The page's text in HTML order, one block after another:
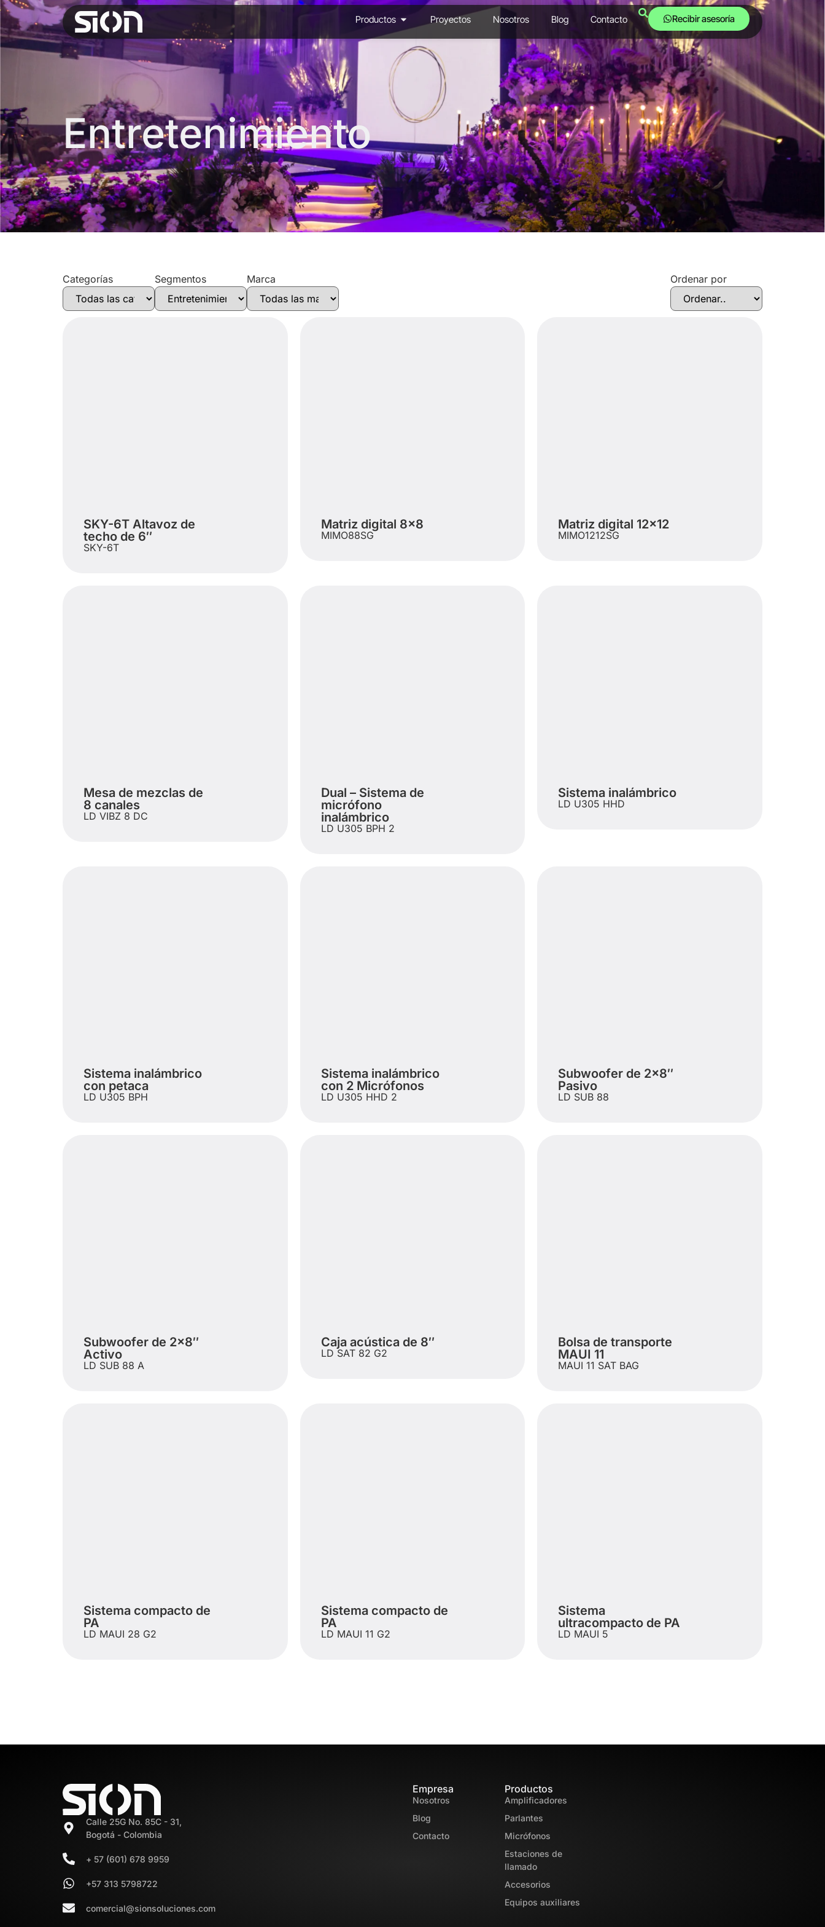
Productos Proyectos Nosotros Blog Contacto Recibir asesoría
Entretenimiento
Categorías Segmentos Marca Ordenar por
SKY-6T Altavoz de
techo de 6″
SKY-6T
Matriz digital 8×8
MIMO88SG
Matriz digital 12×12
MIMO1212SG
Mesa de mezclas de
8 canales
LD VIBZ 8 DC
Dual – Sistema de
micrófono
inalámbrico
LD U305 BPH 2
Sistema inalámbrico
LD U305 HHD
Sistema inalámbrico
con petaca
LD U305 BPH
Sistema inalámbrico
con 2 Micrófonos
LD U305 HHD 2
Subwoofer de 2×8″
Pasivo
LD SUB 88
Subwoofer de 2×8″
Activo
LD SUB 88 A
Caja acústica de 8″
LD SAT 82 G2
Bolsa de transporte
MAUI 11
MAUI 11 SAT BAG
Sistema compacto de
PA
LD MAUI 28 G2
Sistema compacto de
PA
LD MAUI 11 G2
Sistema
ultracompacto de PA
LD MAUI 5
Calle 25G No. 85C - 31,
Bogotá - Colombia
+ 57 (601) 678 9959
+57 313 5798722
comercial@sionsoluciones.com
Empresa
Nosotros
Blog
Contacto
Productos
Amplificadores
Parlantes
Micrófonos
Estaciones de
llamado
Accesorios
Equipos auxiliares